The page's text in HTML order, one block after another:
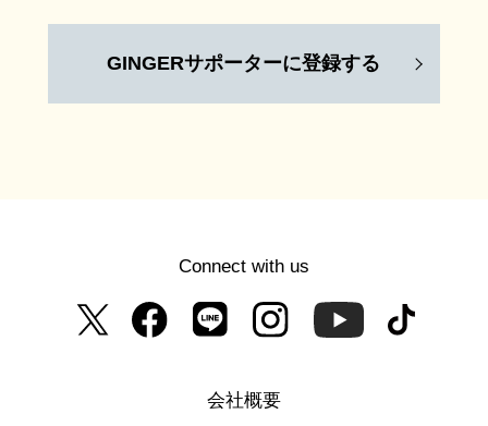
GINGERサポーターに登録する
Connect with us
会社概要